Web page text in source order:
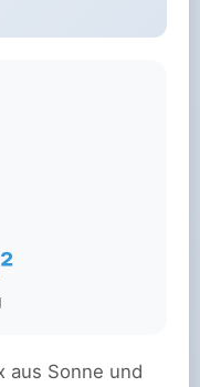
aus Sonne und